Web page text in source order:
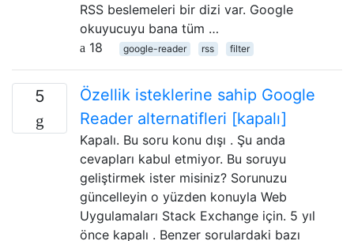
RSS beslemeleri bir dizi var. Google
okuyucuyu bana tüm …
18
google-reader rss filter
5
Özellik isteklerine sahip Google
Reader alternatifleri [kapalı]
Kapalı. Bu soru konu dışı . Şu anda
cevapları kabul etmiyor. Bu soruyu
geliştirmek ister misiniz? Sorunuzu
güncelleyin o yüzden konuyla Web
Uygulamaları Stack Exchange için. 5 yıl
önce kapalı . Benzer sorulardaki bazı